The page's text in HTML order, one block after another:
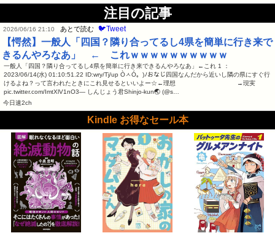
注目の記事
2026/06/16 21:10 あとで読む 🐦Tweet
【愕然】一般人「四国？隣り合ってるし4県を簡単に行き来で
きるんやろなあ」 ← これｗｗｗｗｗｗｗｗｗｗ
一般人「四国？隣り合ってるし4県を簡単に行き来できるんやろなあ」←これ 1 ：
2023/06/14(水) 01:10:51.22 ID:wry/Tj/up ÒㅅÓ。)ﾉおなじ四国なんだから近いし隣の県にすぐ行
けるよね？って言われたときにこれ見せるといいよー☆←理想 →現実
pic.twitter.com/ImtXlV1nO3— しんじょう君Shinjo-kun🌏 (@s…
今日速2ch
Kindle お得なセール本